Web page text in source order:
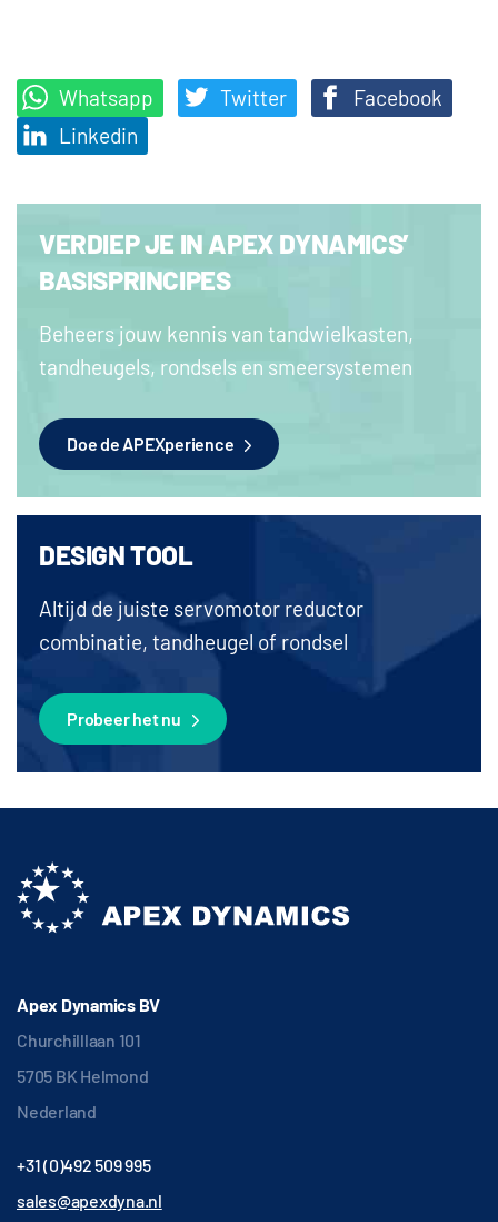
Whatsapp Twitter
Facebook
Linkedin
VERDIEP JE IN APEX DYNAMICS’
BASISPRINCIPES
Beheers jouw kennis van tandwielkasten,
tandheugels, rondsels en smeersystemen
Doe de APEXperience
DESIGN TOOL
Altijd de juiste servomotor reductor
combinatie, tandheugel of rondsel
Probeer het nu
Apex Dynamics BV
Churchilllaan 101
5705 BK Helmond
Nederland
+31 (0)492 509 995
sales@apexdyna.nl